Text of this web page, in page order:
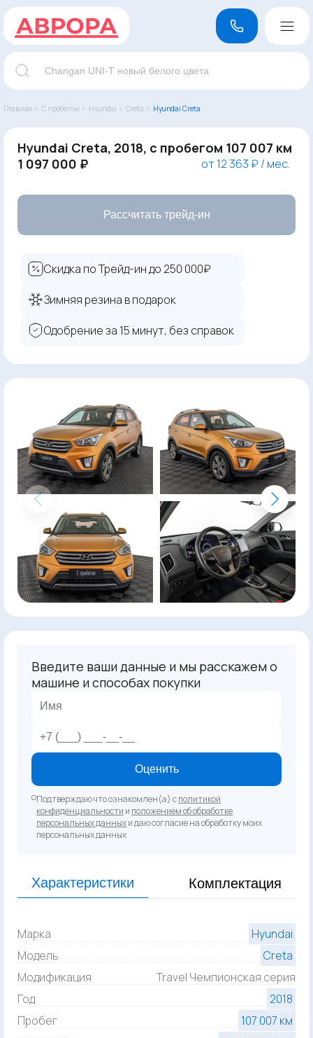
Главная › С пробегом › Hyundai › Creta › Hyundai Creta
Hyundai Creta, 2018, с пробегом 107 007 км
1 097 000 ₽
от 12 363 ₽ / мес.
Рассчитать трейд-ин
Скидка по Трейд-ин до 250 000₽
Зимняя резина в подарок
Одобрение за 15 минут, без справок
Введите ваши данные и мы расскажем о
машине и способах покупки
Оценить
Подтверждаю что ознакомлен(а) сполитикой
конфиденциальности и положением об обработке
персональных данныхи даю согласие на обработку моих
персональных данных
Характеристики Комплектация
Марка
Hyundai
Модель
Creta
Модификация
Travel Чемпионская серия
Год
2018
Пробег
107 007 км